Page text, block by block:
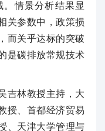
情景分析结果显
关参数中，政策损
而关乎达标的突破
是碳排放常规技术
吉林教授主持，大
授、首都经济贸易
、天津大学管理与